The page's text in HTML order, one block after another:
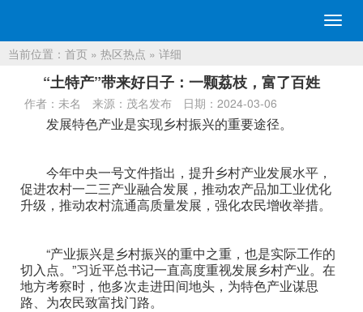
切
换
当前位置： 首页 » 热区热点 » 详细
“土特产”带来好日子：一颗荔枝，富了百姓
作者：未名 来源：茂名发布 日期：2024-03-06
发展特色产业是实现乡村振兴的重要途径。
今年中央一号文件指出，提升乡村产业发展水平，
促进农村一二三产业融合发展，推动农产品加工业优化
升级，推动农村流通高质量发展，强化农民增收举措。
“产业振兴是乡村振兴的重中之重，也是实际工作的
切入点。”习近平总书记一直高度重视发展乡村产业。在
地方考察时，他多次走进田间地头，为特色产业谋思
路、为农民致富找门路。